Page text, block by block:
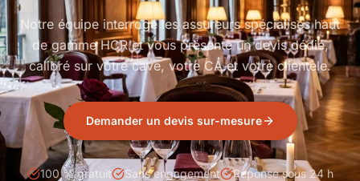
Notre équipe interroge les assureurs spécialisés haut
de gamme HCR et vous présente un devis dédié,
calibré sur votre cave, votre CA et votre clientèle.
Demander un devis sur-mesure
100 % gratuit Sans engagement Réponse sous 24 h